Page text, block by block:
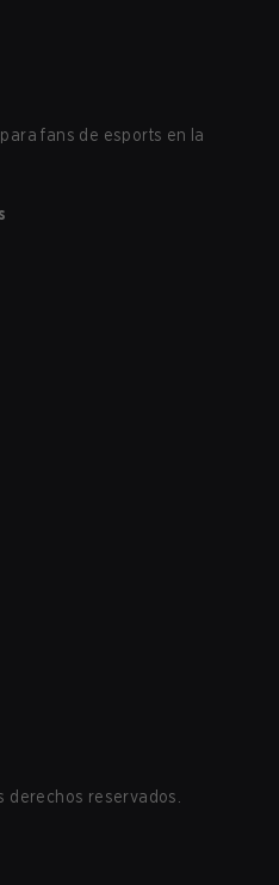
fans de esports en la
derechos reservados.